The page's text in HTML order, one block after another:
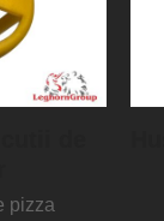
pizza